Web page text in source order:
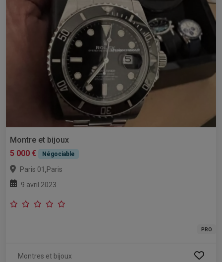
Montre et bijoux
5 000 €
Négociable
Paris 01 ,Paris
9 avril 2023
PRO
Montres et bijoux